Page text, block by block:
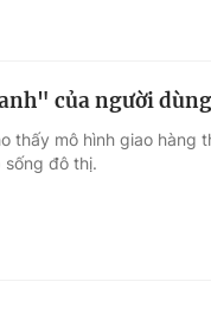
của người
thấy mô hình giao hàng
đô thị.